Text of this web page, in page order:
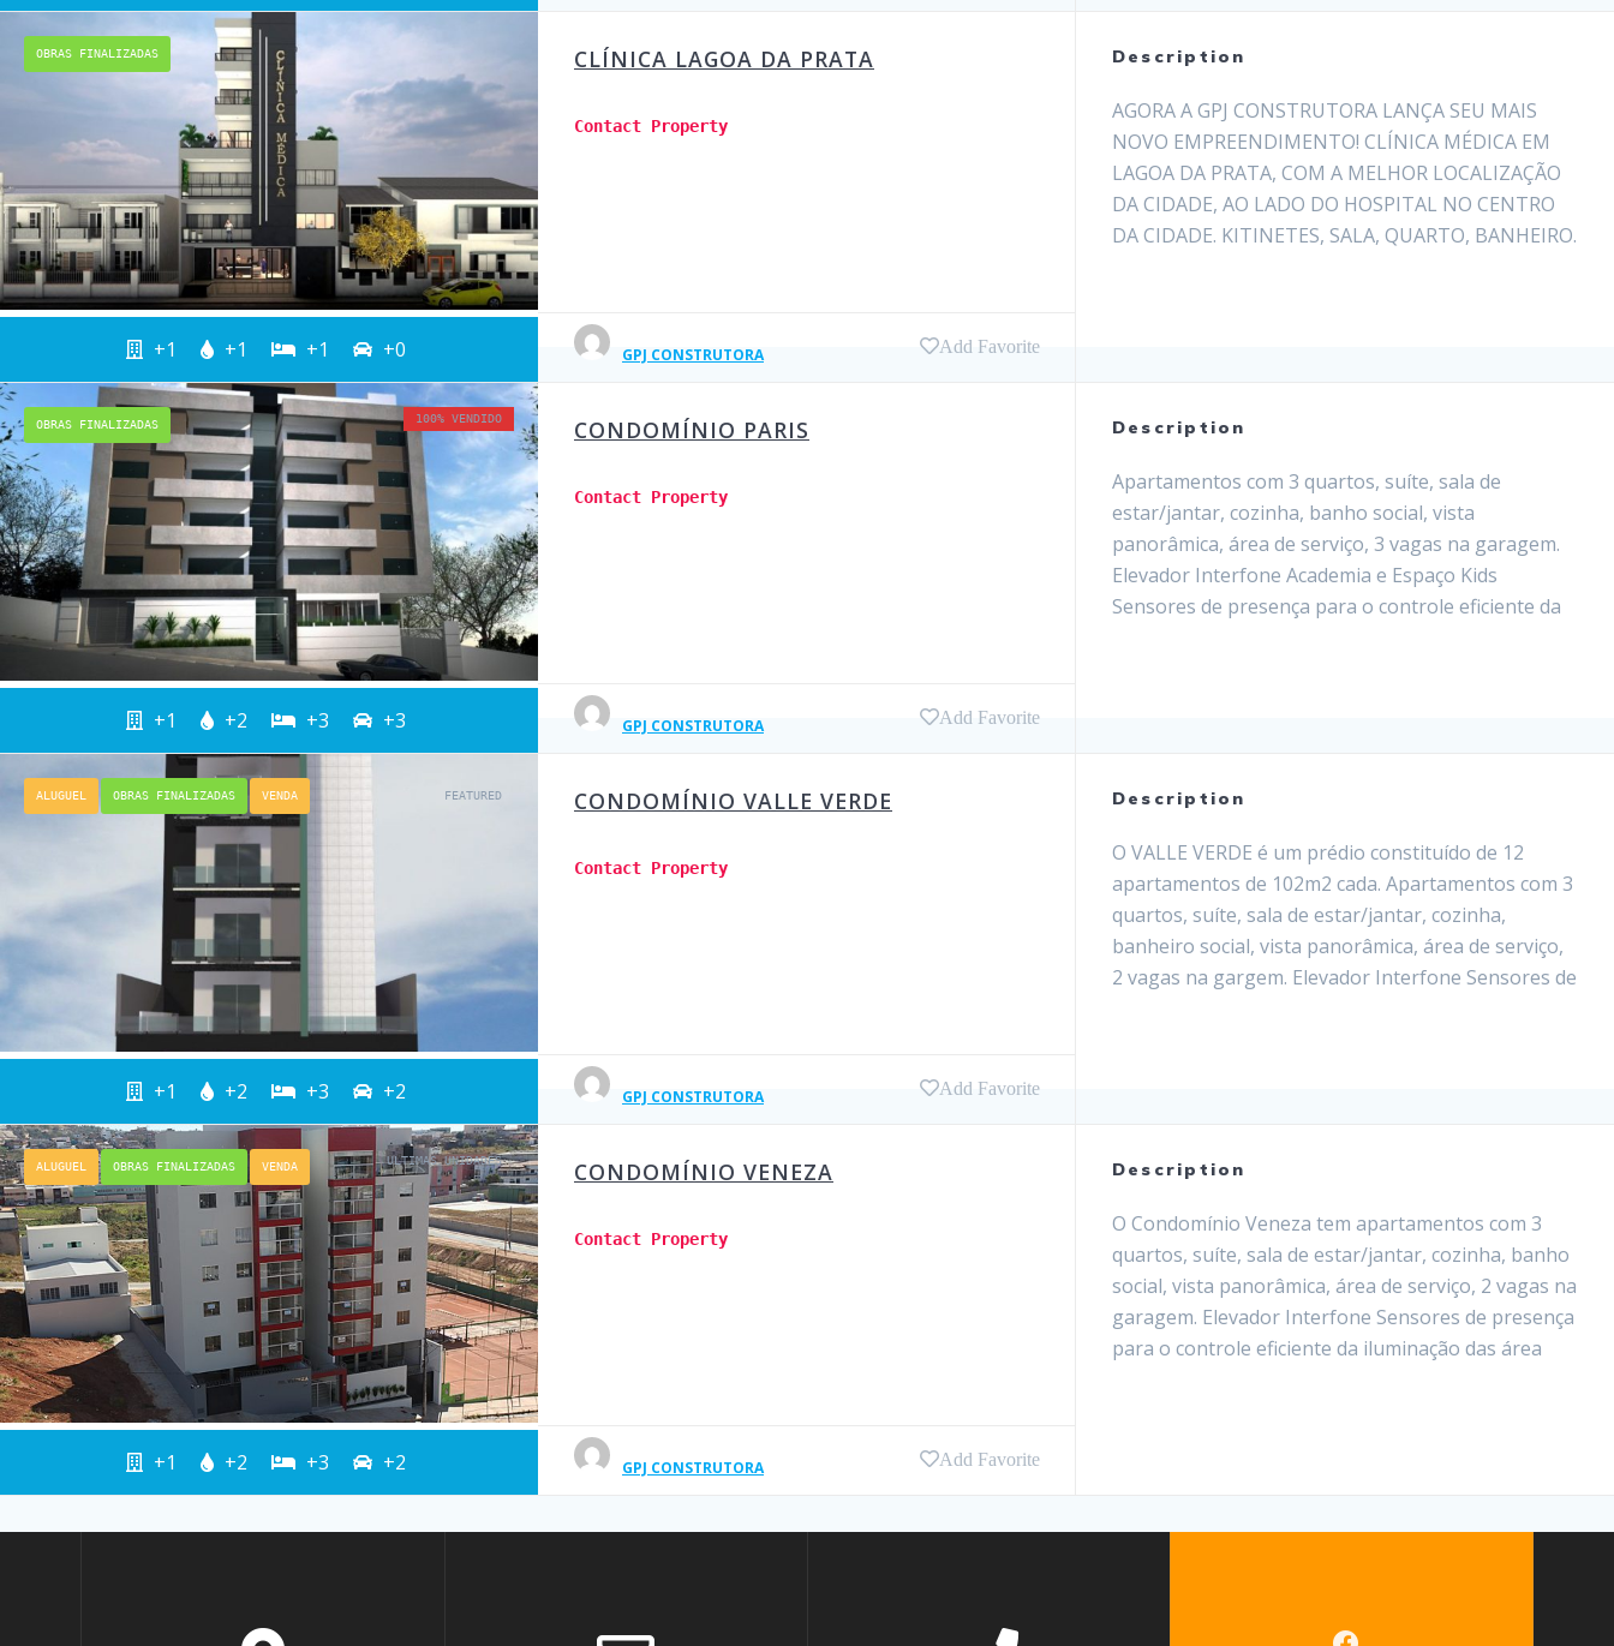
OBRAS FINALIZADAS
+1 +1 +1 +0
CLÍNICA LAGOA DA PRATA
Contact Property
GPJ CONSTRUTORA Add Favorite
Description
AGORA A GPJ CONSTRUTORA LANÇA SEU MAIS
NOVO EMPREENDIMENTO! CLÍNICA MÉDICA EM
LAGOA DA PRATA, COM A MELHOR LOCALIZAÇÃO
DA CIDADE, AO LADO DO HOSPITAL NO CENTRO
DA CIDADE. KITINETES, SALA, QUARTO, BANHEIRO.
100% VENDIDO
OBRAS FINALIZADAS
+1 +2 +3 +3
CONDOMÍNIO PARIS
Contact Property
GPJ CONSTRUTORA Add Favorite
Description
Apartamentos com 3 quartos, suíte, sala de
estar/jantar, cozinha, banho social, vista
panorâmica, área de serviço, 3 vagas na garagem.
Elevador Interfone Academia e Espaço Kids
Sensores de presença para o controle eficiente da
FEATURED
ALUGUEL OBRAS FINALIZADAS VENDA
+1 +2 +3 +2
CONDOMÍNIO VALLE VERDE
Contact Property
GPJ CONSTRUTORA Add Favorite
Description
O VALLE VERDE é um prédio constituído de 12
apartamentos de 102m2 cada. Apartamentos com 3
quartos, suíte, sala de estar/jantar, cozinha,
banheiro social, vista panorâmica, área de serviço,
2 vagas na gargem. Elevador Interfone Sensores de
ULTIMAS UNIDADES
ALUGUEL OBRAS FINALIZADAS VENDA
+1 +2 +3 +2
CONDOMÍNIO VENEZA
Contact Property
GPJ CONSTRUTORA Add Favorite
Description
O Condomínio Veneza tem apartamentos com 3
quartos, suíte, sala de estar/jantar, cozinha, banho
social, vista panorâmica, área de serviço, 2 vagas na
garagem. Elevador Interfone Sensores de presença
para o controle eficiente da iluminação das área